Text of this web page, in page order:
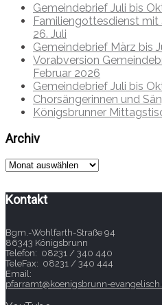
Gemeindebrief Juli bis
Familiengottesdienst mit
26. Juli
Gemeindebrief März bis
Vorabversion
Februar 2026
Gemeindebrief Juli bis
Chorsängerinnen und
Königsbrunner
Archiv
Archiv
Kontakt
Bgm.-Wohlfarth-Straße 94
86343 Königsbrunn
Telefon: 08231 / 340 440
TeleFax: 08231 / 340 444
Email:
pfarramt@koenigsbrunn-